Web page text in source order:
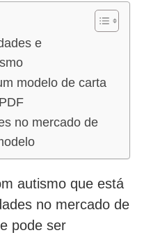
e
modelo de carta
no mercado de
autismo que está
no mercado de
pode ser